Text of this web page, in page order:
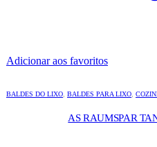
Adicionar aos favoritos
BALDES DO LIXO, BALDES PARA LIXO,
AS RAUMSPAR